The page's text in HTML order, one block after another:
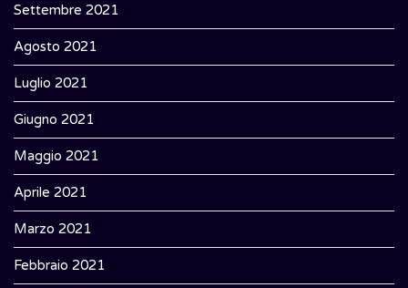
Settembre 2021
Agosto 2021
Luglio 2021
Giugno 2021
Maggio 2021
Aprile 2021
Marzo 2021
Febbraio 2021